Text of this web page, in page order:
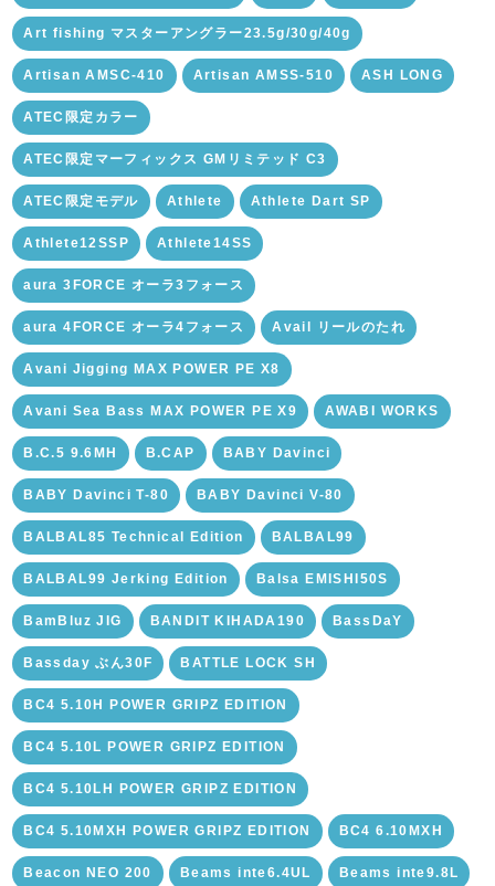
Art fishing マスターアングラー23.5g/30g/40g
Artisan AMSC-410 Artisan AMSS-510 ASH LONG
ATEC限定カラー
ATEC限定マーフィックス GMリミテッド C3
ATEC限定モデル Athlete Athlete Dart SP
Athlete12SSP Athlete14SS
aura 3FORCE オーラ3フォース
aura 4FORCE オーラ4フォース Avail リールのたれ
Avani Jigging MAX POWER PE X8
Avani Sea Bass MAX POWER PE X9 AWABI WORKS
B.C.5 9.6MH B.CAP BABY Davinci
BABY Davinci T-80 BABY Davinci V-80
BALBAL85 Technical Edition BALBAL99
BALBAL99 Jerking Edition Balsa EMISHI50S
BamBluz JIG BANDIT KIHADA190 BassDaY
Bassday ぶん30F BATTLE LOCK SH
BC4 5.10H POWER GRIPZ EDITION
BC4 5.10L POWER GRIPZ EDITION
BC4 5.10LH POWER GRIPZ EDITION
BC4 5.10MXH POWER GRIPZ EDITION BC4 6.10MXH
Beacon NEO 200 Beams inte6.4UL Beams inte9.8L